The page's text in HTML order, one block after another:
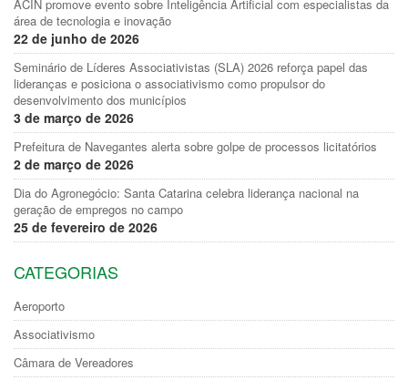
ACIN promove evento sobre Inteligência Artificial com especialistas da
área de tecnologia e inovação
22 de junho de 2026
Seminário de Líderes Associativistas (SLA) 2026 reforça papel das
lideranças e posiciona o associativismo como propulsor do
desenvolvimento dos municípios
3 de março de 2026
Prefeitura de Navegantes alerta sobre golpe de processos licitatórios
2 de março de 2026
Dia do Agronegócio: Santa Catarina celebra liderança nacional na
geração de empregos no campo
25 de fevereiro de 2026
CATEGORIAS
Aeroporto
Associativismo
Câmara de Vereadores